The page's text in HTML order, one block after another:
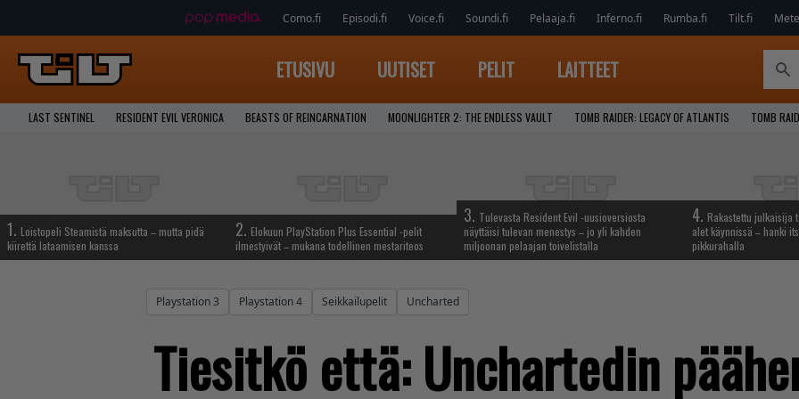
Como.fi Episodi.fi Voice.fi Soundi.fi Pelaaja.fi Inferno.fi Rumba.fi Tilt.fi
ETUSIVU UUTISET PELIT LAITTEET
LAST SENTINEL RESIDENT EVIL VERONICA BEASTS OF REINCARNATION MOONLIGHTER 2: THE ENDLESS VAULT TOMB RAIDER: LEGACY OF ATLANTIS TOMB
1. Loistopeli Steamistä maksutta – mutta pidä
kiirettä lataamisen kanssa
2. Elokuun PlayStation Plus Essential -pelit
ilmestyivät – mukana todellinen mestariteos
3. Tulevasta Resident Evil -uusioversiosta
näyttäisi tulevan menestys – jo yli kahden
miljoonan pelaajan toivelistalla
4. Rakastettu julkaisija
alet käynnissä – hanki
pikkurahalla
Playstation 3 Playstation 4 Seikkailupelit Uncharted
Tiesitkö että: Unchartedin